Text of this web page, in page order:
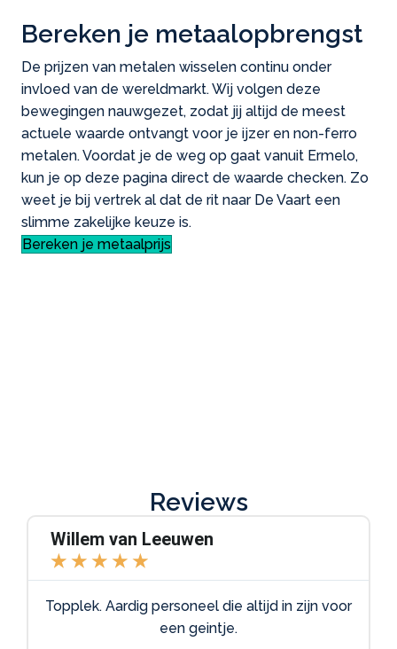
Bereken je metaalopbrengst
De prijzen van metalen wisselen continu onder
invloed van de wereldmarkt. Wij volgen deze
bewegingen nauwgezet, zodat jij altijd de meest
actuele waarde ontvangt voor je ijzer en non-ferro
metalen. Voordat je de weg op gaat vanuit Ermelo,
kun je op deze pagina direct de waarde checken. Zo
weet je bij vertrek al dat de rit naar De Vaart een
slimme zakelijke keuze is.
Bereken je metaalprijs
Reviews
Willem van Leeuwen
★ ★ ★ ★ ★
Topplek. Aardig personeel die altijd in zijn voor
een geintje.